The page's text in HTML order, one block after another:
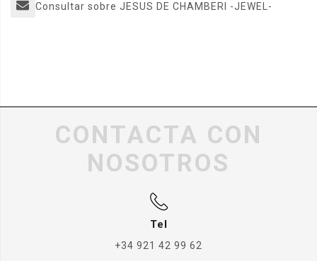
Consultar sobre JESUS DE CHAMBERI -JEWEL-
CONTACTA CON
NOSOTROS
Tel
+34 921 42 99 62